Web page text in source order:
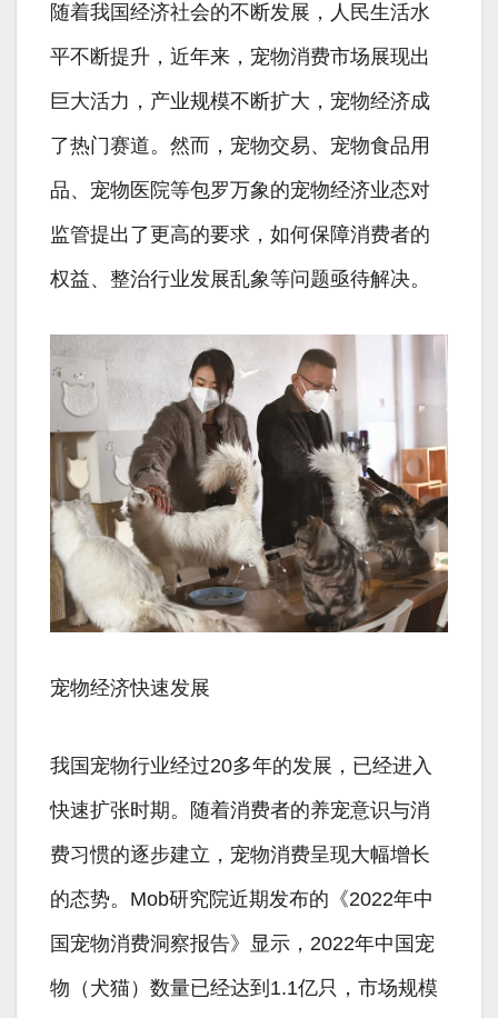
随着我国经济社会的不断发展，人民生活水
平不断提升，近年来，宠物消费市场展现出
巨大活力，产业规模不断扩大，宠物经济成
了热门赛道。然而，宠物交易、宠物食品用
品、宠物医院等包罗万象的宠物经济业态对
监管提出了更高的要求，如何保障消费者的
权益、整治行业发展乱象等问题亟待解决。
宠物经济快速发展
我国宠物行业经过20多年的发展，已经进入
快速扩张时期。随着消费者的养宠意识与消
费习惯的逐步建立，宠物消费呈现大幅增长
的态势。Mob研究院近期发布的《2022年中
国宠物消费洞察报告》显示，2022年中国宠
物（犬猫）数量已经达到1.1亿只，市场规模